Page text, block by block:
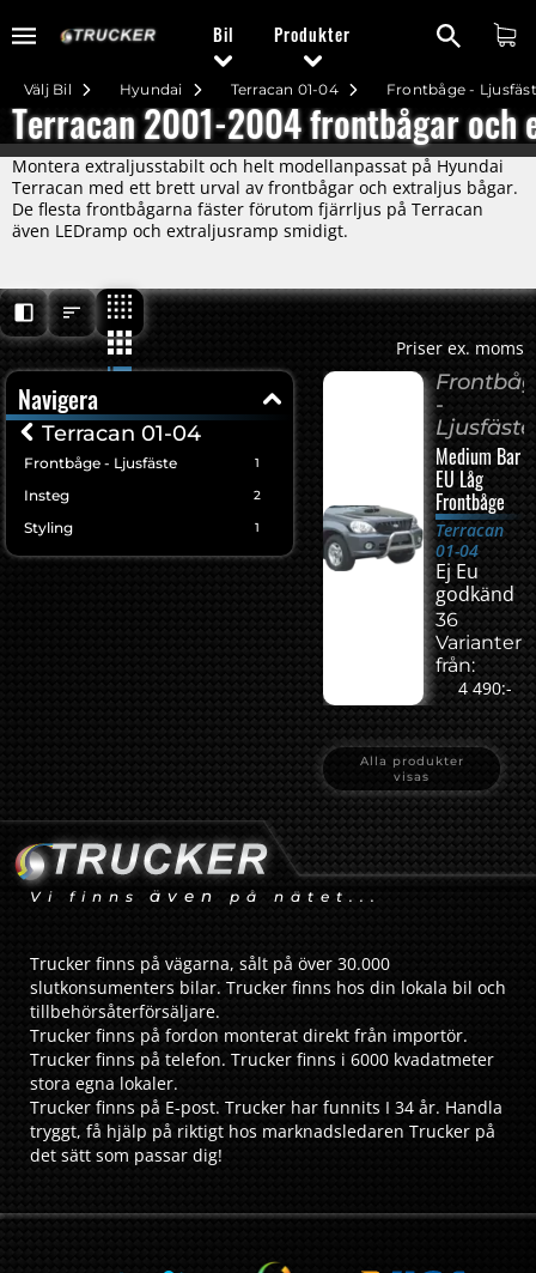
Bil Produkter
Frontbåge -
Terracan 01-04
Hyundai
Välj Bil
Terracan 2001-2004 frontbågar och
Montera extraljusstabilt och helt modellanpassat på Hyundai
Terracan med ett brett urval av frontbågar och extraljus bågar.
De flesta frontbågarna fäster förutom fjärrljus på Terracan
även LEDramp och extraljusramp smidigt.
Priser ex. moms
Navigera
Terracan 01-04
Frontbåge - Ljusfäste 1
Insteg 2
Styling 1
-
Ljusfäste
Medium Bar
EU Låg
Frontbåge
Terracan
01-04
Ej Eu
godkänd
36
Varianter
från:
4 490:-
Alla produkter
visas
Vi finns även på nätet...
Trucker finns på vägarna, sålt på över 30.000
slutkonsumenters bilar. Trucker finns hos din lokala bil och
tillbehörsåterförsäljare.
Trucker finns på fordon monterat direkt från importör.
Trucker finns på telefon. Trucker finns i 6000 kvadatmeter
stora egna lokaler.
Trucker finns på E-post. Trucker har funnits I 34 år. Handla
tryggt, få hjälp på riktigt hos marknadsledaren Trucker på
det sätt som passar dig!